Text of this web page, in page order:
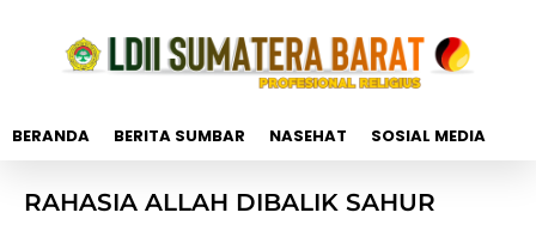
BERANDA BERITA SUMBAR NASEHAT SOSIAL MEDIA
RAHASIA ALLAH DIBALIK SAHUR